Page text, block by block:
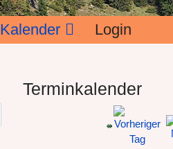
Kalender Login
Terminkalender